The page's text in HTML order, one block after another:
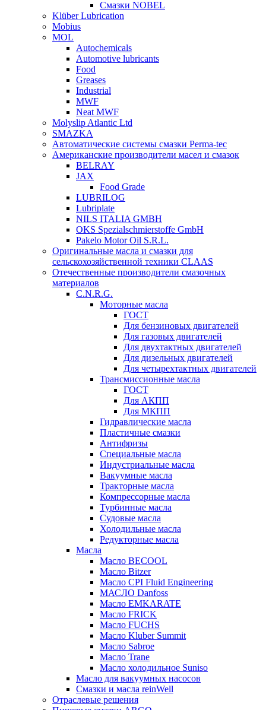
Смазки NOBEL
Klüber Lubrication
Mobius
MOL
Autochemicals
Automotive lubricants
Food
Greases
Industrial
MWF
Neat MWF
Molyslip Atlantic Ltd
SMAZKA
Автоматические системы смазки Perma-tec
Американские производители масел и смазок
BELRAY
JAX
Food Grade
LUBRILOG
Lubriplate
NILS ITALIA GMBH
OKS Spezialschmierstoffe GmbH
Pakelo Motor Oil S.R.L.
Оригинальные масла и смазки для
сельскохозяйственной техники CLAAS
Отечественные производители смазочных
материалов
C.N.R.G.
Моторные масла
ГОСТ
Для бензиновых двигателей
Для газовых двигателей
Для двухтактных двигателей
Для дизельных двигателей
Для четырехтактных двигателей
Трансмиссионные масла
ГОСТ
Для АКПП
Для МКПП
Гидравлические масла
Пластичные смазки
Антифризы
Специальные масла
Индустриальные масла
Вакуумные масла
Тракторные масла
Компрессорные масла
Турбинные масла
Судовые масла
Холодильные масла
Редукторные масла
Масла
Масло BECOOL
Масло Bitzer
Масло CPI Fluid Engineering
МАСЛО Danfoss
Масло EMKARATE
Масло FRICK
Масло FUCHS
Масло Kluber Summit
Масло Sabroe
Масло Trane
Масло холодильное Suniso
Масло для вакуумных насосов
Смазки и масла reinWell
Отраслевые решения